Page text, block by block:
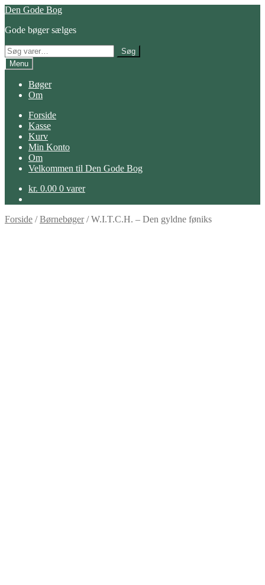
Spring
navigation
Spring
indhold
Den Gode Bog
Gode bøger sælges
Søg
efter:
Søg
Menu
Bøger
Om
Forside
Kasse
Kurv
Min Konto
Om
Velkommen til Den Gode Bog
kr. 0.00 0 varer
Forside /Børnebøger/W.I.T.C.H. – Den gyldne føniks